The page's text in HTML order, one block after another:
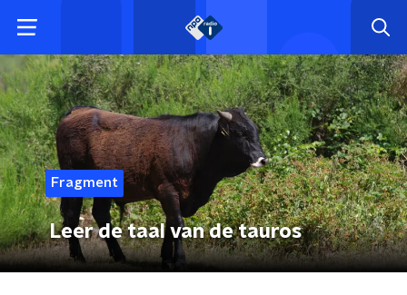
Fragment
Leer de taal van de tauros